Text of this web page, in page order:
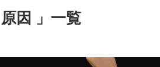
原因 」一覧